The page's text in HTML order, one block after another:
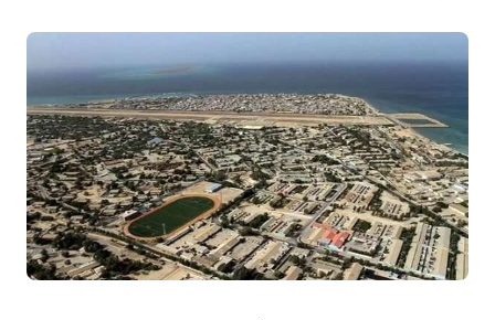
بیمه
اقتصاد
جهان
بازار
و
تجارت